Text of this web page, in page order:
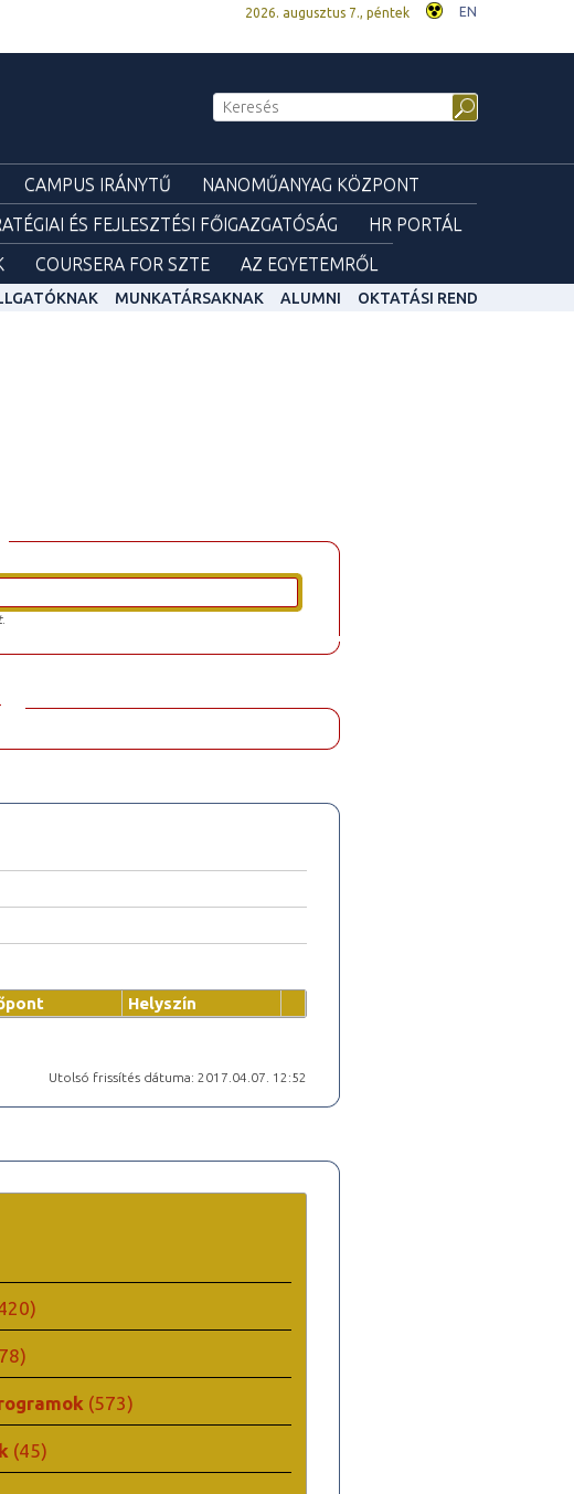
2026. augusztus 7., péntek EN
CAMPUS IRÁNYTŰ
NANOMŰANYAG KÖZPONT
ÉS FEJLESZTÉSI FŐIGAZGATÓSÁG
HR PORTÁL
COURSERA FOR SZTE AZ EGYETEMRŐL
MUNKATÁRSAKNAK ALUMNI OKTATÁSI REND
Helyszín
Utolsó frissítés dátuma: 2017.04.07. 12:52
(573)
(45)